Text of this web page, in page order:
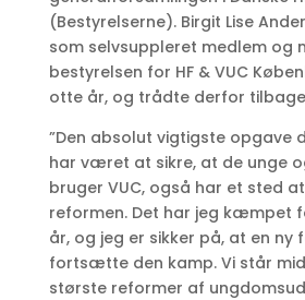
(Bestyrelserne). Birgit Lise
som selvsuppleret medlem
bestyrelsen for HF & VUC
otte år, og trådte derfor
”Den absolut vigtigste opgave
har været at sikre, at de unge
bruger VUC, også har et sted
reformen. Det har jeg kæmpet
år, og jeg er sikker på, at en ny
fortsætte den kamp. Vi står
største reformer af